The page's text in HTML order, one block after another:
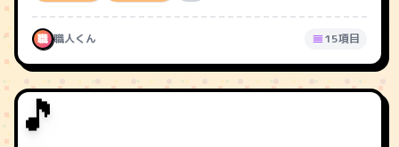
職 職人くん 15項目
🎵